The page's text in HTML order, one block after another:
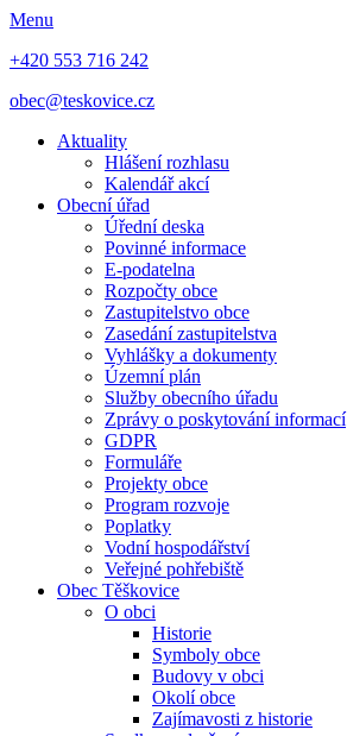
Menu
+420 553 716 242
obec@teskovice.cz
Aktuality
Hlášení rozhlasu
Kalendář akcí
Obecní úřad
Úřední deska
Povinné informace
E-podatelna
Rozpočty obce
Zastupitelstvo obce
Zasedání zastupitelstva
Vyhlášky a dokumenty
Územní plán
Služby obecního úřadu
Zprávy o poskytování informací
GDPR
Formuláře
Projekty obce
Program rozvoje
Poplatky
Vodní hospodářství
Veřejné pohřebiště
Obec Těškovice
O obci
Historie
Symboly obce
Budovy v obci
Okolí obce
Zajímavosti z historie